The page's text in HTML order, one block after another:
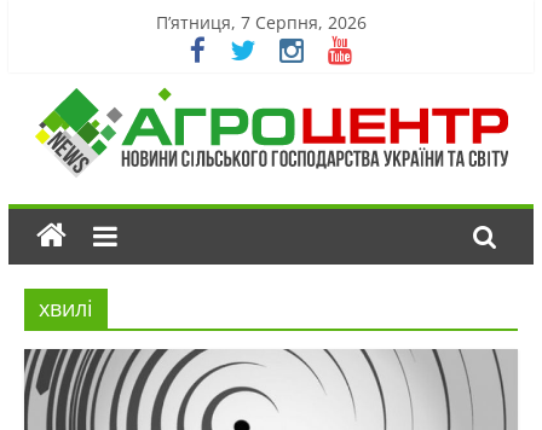
П’ятниця, 7 Серпня, 2026
хвилі